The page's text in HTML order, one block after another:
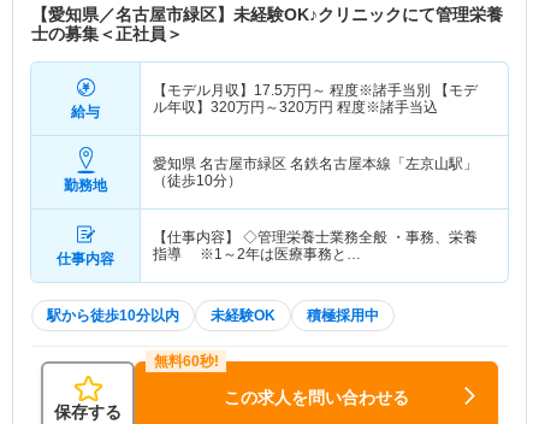
【愛知県／名古屋市緑区】未経験OK♪クリニックにて管理栄養
士の募集＜正社員＞
給与
【モデル月収】 17.5万円～ 程度※諸手当別 【モデ
ル年収】 320万円～320万円 程度※諸手当込
勤務地
愛知県 名古屋市緑区 名鉄名古屋本線「左京山駅」
（徒歩10分）
仕事内容
【仕事内容】 ◇管理栄養士業務全般 ・事務、栄養
指導 ※1～2年は医療事務と…
駅から徒歩10分以内 未経験OK 積極採用中
保存する
この求人を問い合わせる